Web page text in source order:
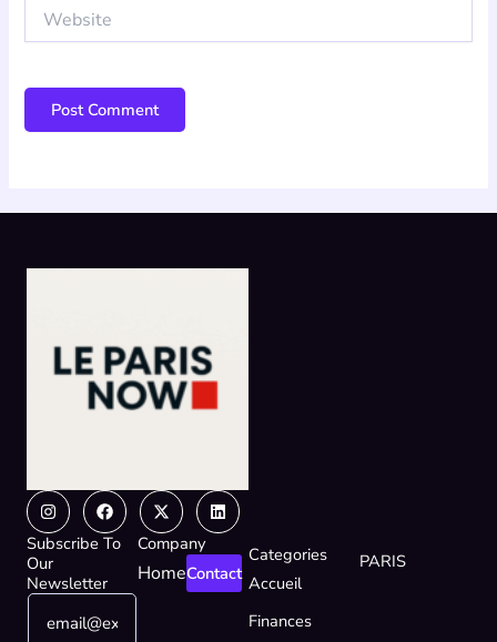
InstagramFacebook
X-
twitter
Linkedin
Subscribe To
Our
Newsletter
EE
Company
HomeContact
Categories
Accueil
Finances
PARIS